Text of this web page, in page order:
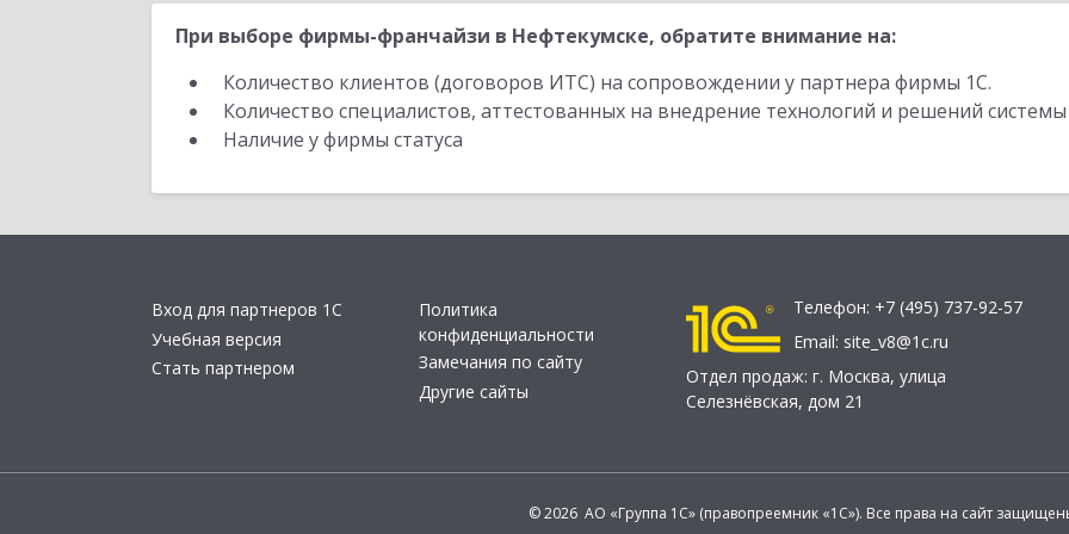
При выборе фирмы-франчайзи в Нефтекумске, обратите внимание на:
Количество клиентов (договоров ИТС) на сопровождении у партнера фирмы 1С.
Количество специалистов, аттестованных на внедрение технологий и решений
Наличие у фирмы статуса
Вход для партнеров 1С
Учебная версия
Стать партнером
Политика
конфиденциальности
Замечания по сайту
Другие сайты
Телефон: +7 (495) 737-92-57
Email: site_v8@1c.ru
Отдел продаж: г. Москва, улица
Селезнёвская, дом 21
© 2026 АО «Группа 1С» (правопреемник «1С»). Все права на сайт